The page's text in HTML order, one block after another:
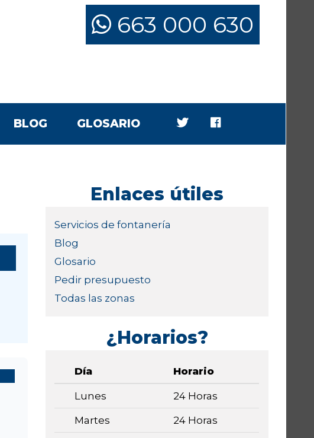
663 000 630
BLOG GLOSARIO
Enlaces útiles
Servicios de fontanería
Blog
Glosario
Pedir presupuesto
Todas las zonas
¿Horarios?
Día Horario
Lunes 24 Horas
Martes 24 Horas